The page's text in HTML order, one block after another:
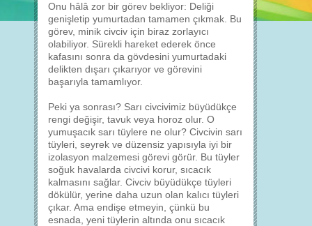
Onu hâlâ zor bir görev bekliyor: Deliği
genişletip yumurtadan tamamen çıkmak. Bu
görev, minik civciv için biraz zorlayıcı
olabiliyor. Sürekli hareket ederek önce
kafasını sonra da gövdesini yumurtadaki
delikten dışarı çıkarıyor ve görevini
başarıyla tamamlıyor.
Peki ya sonrası? Sarı civcivimiz büyüdükçe
rengi değişir, tavuk veya horoz olur. O
yumuşacık sarı tüylere ne olur? Civcivin sarı
tüyleri, seyrek ve düzensiz yapısıyla iyi bir
izolasyon malzemesi görevi görür. Bu tüyler
soğuk havalarda civcivi korur, sıcacık
kalmasını sağlar. Civciv büyüdükçe tüyleri
dökülür, yerine daha uzun olan kalıcı tüyleri
çıkar. Ama endişe etmeyin, çünkü bu
esnada, yeni tüylerin altında onu sıcacık